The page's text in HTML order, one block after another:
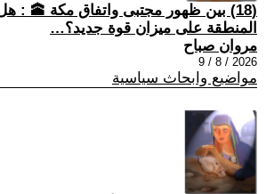
(18) بين ظهور مجتبى واتفاق مكة 🕋 :
المنطقة على ميزان قوة جديد؟…
مروان صباح
2026 / 8 / 9
مواضيع وابحاث سياسية